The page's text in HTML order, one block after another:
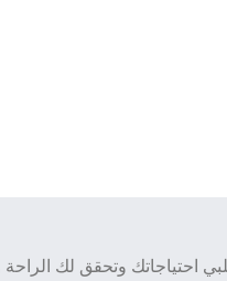
احتياجاتك وتحقق لك الراحة